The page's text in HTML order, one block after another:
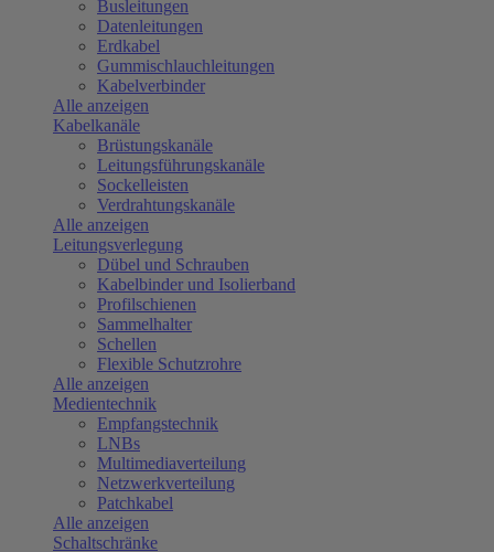
Busleitungen
Datenleitungen
Erdkabel
Gummischlauchleitungen
Kabelverbinder
Alle anzeigen
Kabelkanäle
Brüstungskanäle
Leitungsführungskanäle
Sockelleisten
Verdrahtungskanäle
Alle anzeigen
Leitungsverlegung
Dübel und Schrauben
Kabelbinder und Isolierband
Profilschienen
Sammelhalter
Schellen
Flexible Schutzrohre
Alle anzeigen
Medientechnik
Empfangstechnik
LNBs
Multimediaverteilung
Netzwerkverteilung
Patchkabel
Alle anzeigen
Schaltschränke